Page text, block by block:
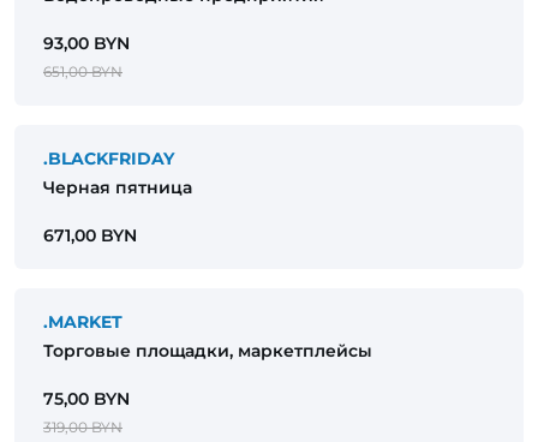
93,00 BYN
651,00 BYN
.BLACKFRIDAY
Черная пятница
671,00 BYN
.MARKET
Торговые площадки, маркетплейсы
75,00 BYN
319,00 BYN